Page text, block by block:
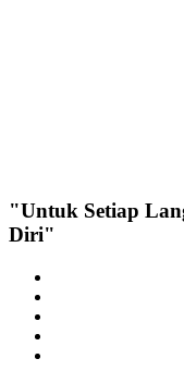
"Untuk Setiap
Diri"